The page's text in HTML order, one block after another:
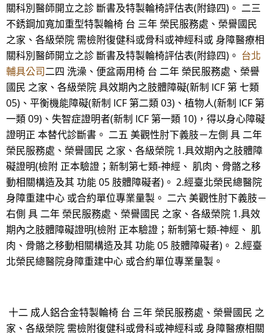
關科別醫師開立之診 斷書及特製輪椅評估表(附錄四)。 二三
不銹鋼加寬加重型特製輪椅 台 三年 榮民服務處、榮譽國民
之家、各級榮院 需檢附復健科或骨科或神經科或 身障醫療相
關科別醫師開立之診 斷書及特製輪椅評估表(附錄四)。 台北
輔具公司二四 洗澡、便盆兩用椅 台 二年 榮民服務處、榮譽
國民 之家、各級榮院 具效期內之肢體障礙(新制 ICF 第 七類
05)、平衡機能障礙(新制 ICF 第二類 03)、植物人(新制 ICF 第
一類 09)、失智症證明者(新制 ICF 第一類 10)，得以身心障礙
證明正 本替代診斷書。 二五 美觀性肘下義肢－左側 具 二年
榮民服務處、榮譽國民 之家、各級榮院 1.具效期內之肢體障
礙證明(檢附 正本驗證；新制第七類-神經、 肌肉、骨骼之移
動相關構造及其 功能 05 肢體障礙者)。 2.經臺北榮民總醫院
身障重建中心 或合約單位專業量製。 二六 美觀性肘下義肢－
右側 具 二年 榮民服務處、榮譽國民 之家、各級榮院 1.具效
期內之肢體障礙證明(檢附 正本驗證；新制第七類-神經、 肌
肉、骨骼之移動相關構造及其 功能 05 肢體障礙者)。 2.經臺
北榮民總醫院身障重建中心 或合約單位專業量製。
十二 成人鋁合金特製輪椅 台 三年 榮民服務處、榮譽國民 之
家、各級榮院 需檢附復健科或骨科或神經科或 身障醫療相關